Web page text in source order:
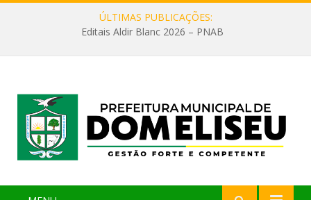
ÚLTIMAS PUBLICAÇÕES:
Editais Aldir Blanc 2026 – PNAB